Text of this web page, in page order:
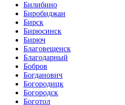
Билибино
Биробиджан
Бирск
Бирюсинск
Бирюч
Благовещенск
Благодарный
Бобров
Богданович
Богородицк
Богородск
Боготол